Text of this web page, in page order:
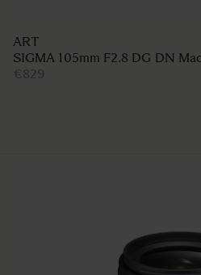
ART
SIGMA 105mm F2.8 DG DN
€829